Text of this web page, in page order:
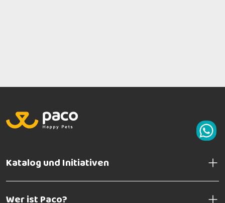
Richtige Tagesration
Katalog und Initiativen
Wer ist Paco?